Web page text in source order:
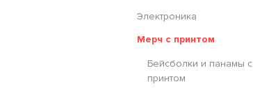
Электроника
Мерч с принтом
Бейсболки и панамы с
принтом